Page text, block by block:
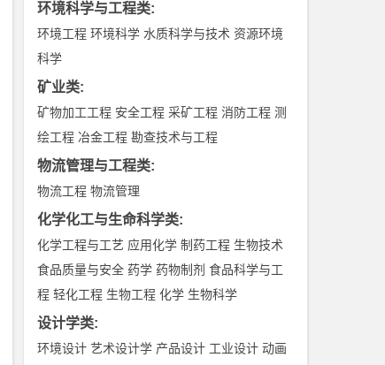
环境科学与工程类:
环境工程 环境科学 水质科学与技术 资源环境
科学
矿业类:
矿物加工工程 安全工程 采矿工程 消防工程 测
绘工程 冶金工程 勘查技术与工程
物流管理与工程类:
物流工程 物流管理
化学化工与生命科学类:
化学工程与工艺 应用化学 制药工程 生物技术
食品质量与安全 药学 药物制剂 食品科学与工
程 轻化工程 生物工程 化学 生物科学
设计学类:
环境设计 艺术设计学 产品设计 工业设计 动画